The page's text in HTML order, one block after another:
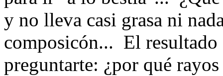
y no lleva casi grasa ni
composicón... El resultado
preguntarte: ¿por qué